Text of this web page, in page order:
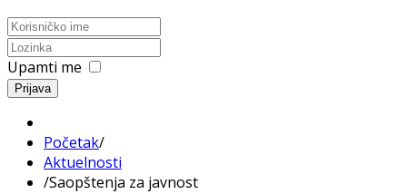
Upamti me
Prijava
Početak/
Aktuelnosti
/Saopštenja za javnost